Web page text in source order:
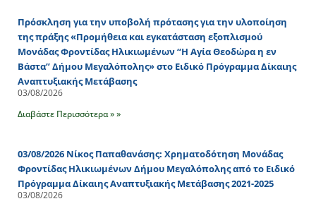
Πρόσκληση για την υποβολή πρότασης για την υλοποίηση
της πράξης «Προμήθεια και εγκατάσταση εξοπλισμού
Μονάδας Φροντίδας Ηλικιωμένων “Η Αγία Θεοδώρα η εν
Βάστα” Δήμου Μεγαλόπολης» στο Ειδικό Πρόγραμμα Δίκαιης
Αναπτυξιακής Μετάβασης
03/08/2026
Διαβάστε Περισσότερα » »
03/08/2026 Νίκος Παπαθανάσης: Χρηματοδότηση Μονάδας
Φροντίδας Ηλικιωμένων Δήμου Μεγαλόπολης από το Ειδικό
Πρόγραμμα Δίκαιης Αναπτυξιακής Μετάβασης 2021-2025
03/08/2026